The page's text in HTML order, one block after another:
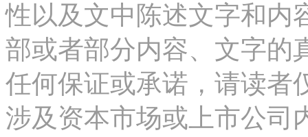
性以及文中陈述文字和内
部或者部分内容、文字的
任何保证或承诺，请读者
涉及资本市场或上市公司